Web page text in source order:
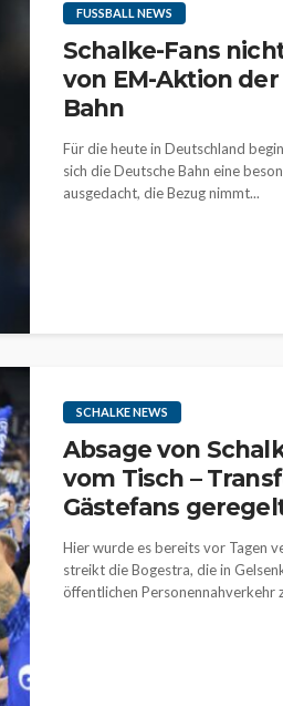
FUSSBALL NEWS
Schalke-Fans
von EM-Aktion
Bahn
Für die heute in Deutschland
sich die Deutsche Bahn eine
ausgedacht, die Bezug nimmt...
SCHALKE NEWS
Absage von
vom Tisch –
Gästefans
Hier wurde es bereits vor Tagen
streikt die Bogestra, die in
öffentlichen Personennahverkehr